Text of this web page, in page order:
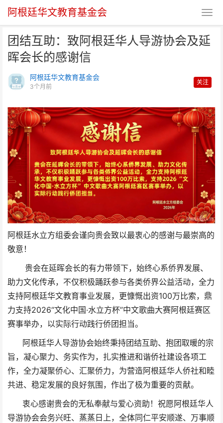
阿根廷华文教育基金会
团结互助：致阿根廷华人导游协会及延
晖会长的感谢信
阿根廷华文教育基金会
3个月前
关注
阿根廷水立方组委会谨向贵会致以最衷心的感谢与最崇高的
敬意！
贵会在延晖会长的有力带领下，始终心系侨界发展、
助力文化传承，不仅积极踊跃参与各类侨界公益活动，全力
支持阿根廷华文教育事业发展，更慷慨出资100万比索，鼎
力支持2026“文化中国·水立方杯”中文歌曲大赛阿根廷赛区
赛事举办，以实际行动践行侨团担当。
阿根廷华人导游协会始终秉持团结互助、抱团取暖的宗
旨，凝心聚力、务实作为，扎实推进和谐侨社建设各项工
作，全力凝聚侨心、汇聚侨力，为营造阿根廷华人侨社和睦
共进、稳定发展的良好氛围，作出了极为重要的贡献。
衷心感谢贵会的无私奉献与爱心资助！祝愿阿根廷华人
导游协会会务兴旺、蒸蒸日上，全体同仁平安顺遂、万事顺
团结互助：致阿根廷华人导游协会
及延晖会长的感谢信